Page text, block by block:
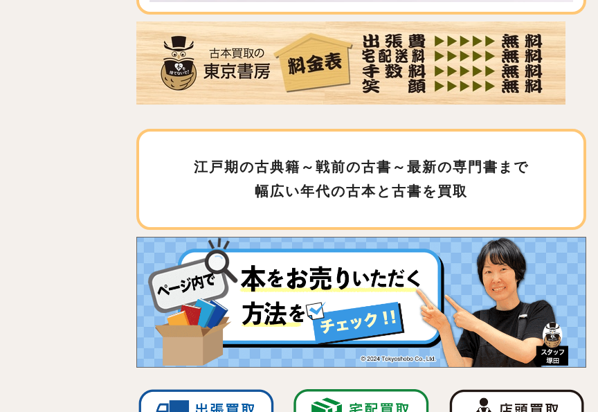
江戸期の古典籍～戦前の古書～最新の専門書まで
幅広い年代の古本と古書を買取